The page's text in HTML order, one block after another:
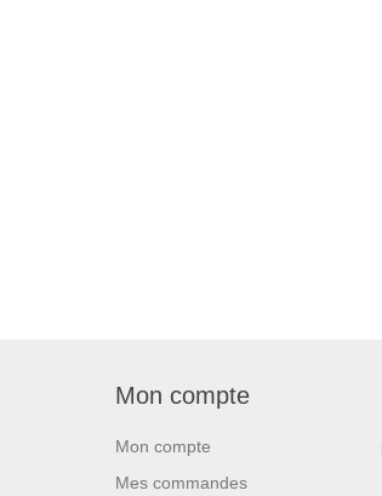
Mon compte
Mon compte
Mes commandes